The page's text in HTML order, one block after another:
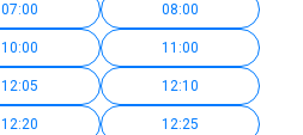
07:00 08:00
10:00 11:00
12:05 12:10
12:20 12:25